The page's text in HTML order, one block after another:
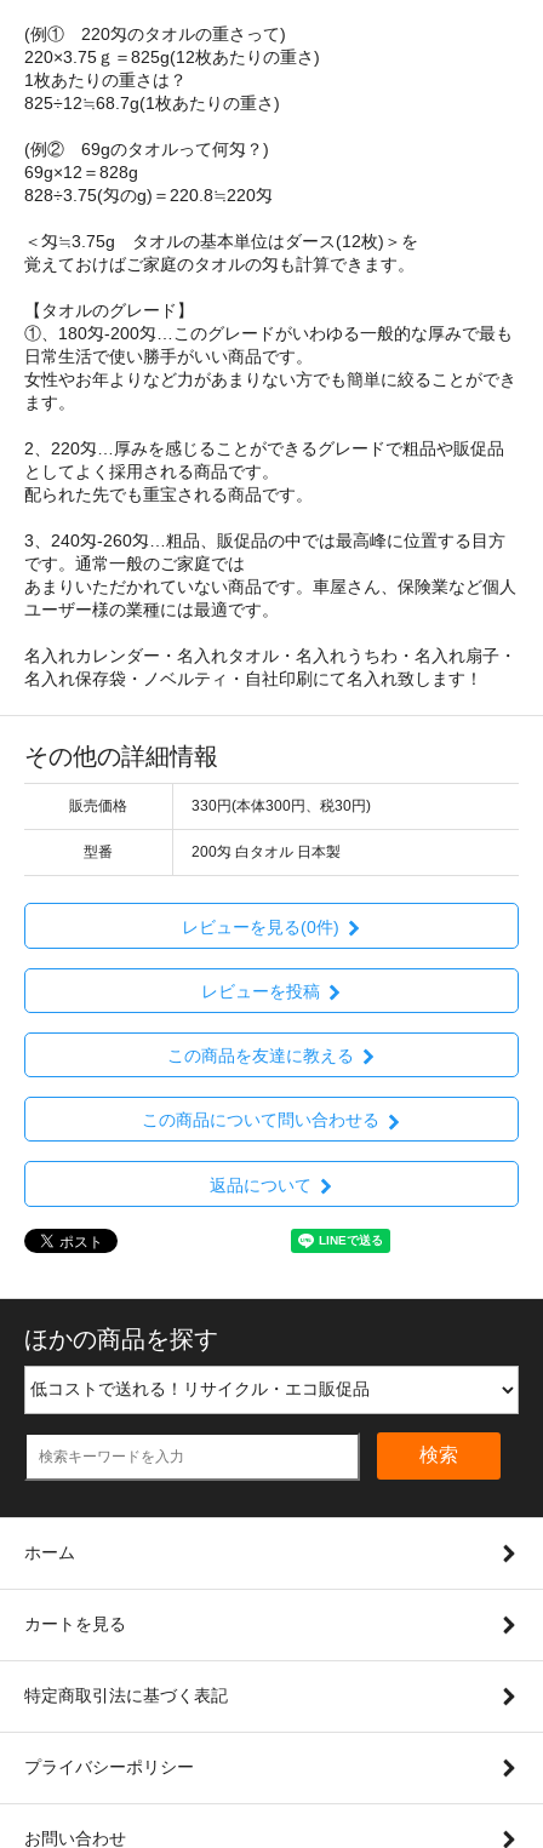
(例① 220匁のタオルの重さって)
220×3.75ｇ＝825g(12枚あたりの重さ)
1枚あたりの重さは？
825÷12≒68.7g(1枚あたりの重さ)
(例② 69gのタオルって何匁？)
69g×12＝828g
828÷3.75(匁のg)＝220.8≒220匁
＜匁≒3.75g タオルの基本単位はダース(12枚)＞を
覚えておけばご家庭のタオルの匁も計算できます。
【タオルのグレード】
①、180匁-200匁…このグレードがいわゆる一般的な厚みで最も
日常生活で使い勝手がいい商品です。
女性やお年よりなど力があまりない方でも簡単に絞ることができ
ます。
2、220匁…厚みを感じることができるグレードで粗品や販促品
としてよく採用される商品です。
配られた先でも重宝される商品です。
3、240匁-260匁…粗品、販促品の中では最高峰に位置する目方
です。通常一般のご家庭では
あまりいただかれていない商品です。車屋さん、保険業など個人
ユーザー様の業種には最適です。
名入れカレンダー・名入れタオル・名入れうちわ・名入れ扇子・
名入れ保存袋・ノベルティ・自社印刷にて名入れ致します！
その他の詳細情報
販売価格 330円(本体300円、税30円)
型番 200匁 白タオル 日本製
レビューを見る(0件)
レビューを投稿
この商品を友達に教える
この商品について問い合わせる
返品について
ほかの商品を探す
検索
ホーム
カートを見る
特定商取引法に基づく表記
プライバシーポリシー
お問い合わせ